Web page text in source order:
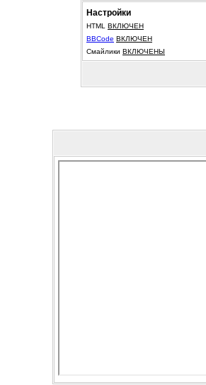
Настройки
HTML ВКЛЮЧЕН
BBCode ВКЛЮЧЕН
Смайлики ВКЛЮЧЕНЫ